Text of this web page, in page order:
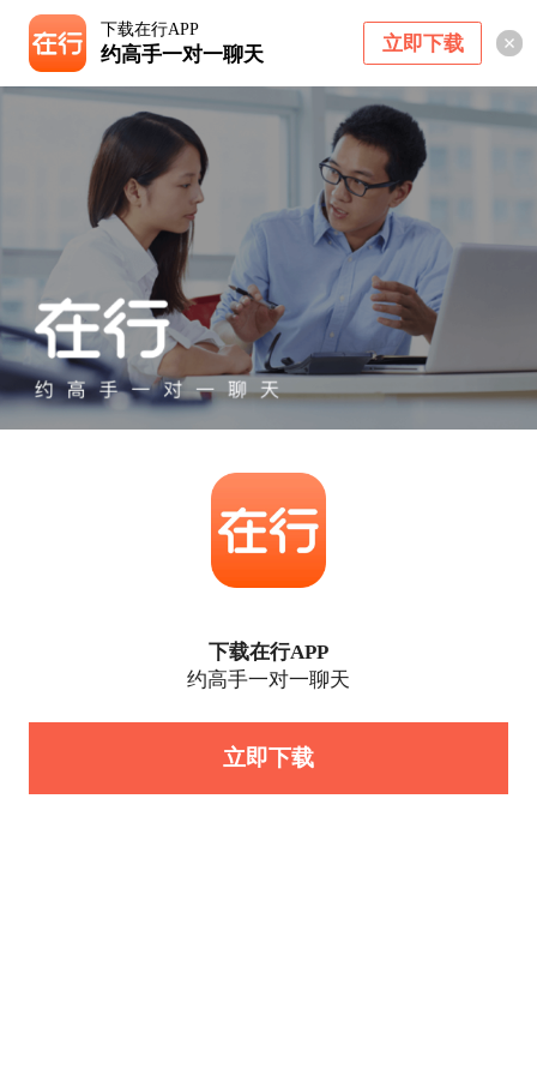
下载在行APP
约高手一对一聊天 立即下载
下载在行APP
约高手一对一聊天
立即下载